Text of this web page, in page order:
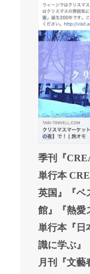
季刊『
単行本
英国』『ベ
館』『熱愛
単行本『
識に学ぶ』
月刊『文藝